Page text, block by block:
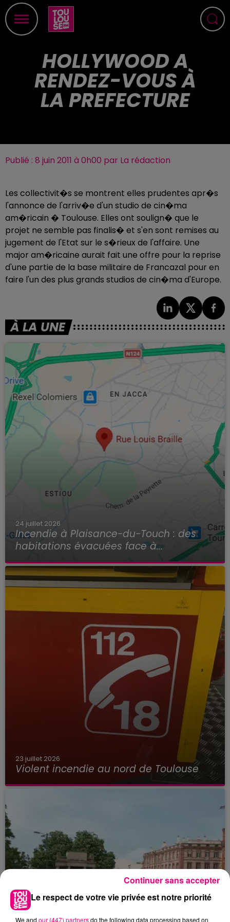
HOLLYWOOD A
RENDEZ-VOUS À
LA PREFECTURE
Publié : 8 juin 2011 à 0h00 par La rédaction
Les collectivit�s se montrent elles prudentes apr�s
l'annonce de l'arriv�e d'un studio de cin�ma
am�ricain � Toulouse. Elles ont soulign� que le
projet ne semble pas finalis� et s'en sont remises au
jugement de l'Etat sur le s�rieux de l'affaire. Une
major am�ricaine aurait fait une offre pour la reprise
d'une partie de la base militaire de Francazal pour en
faire l'un des plus grands studios de cin�ma d'Europe.
À LA UNE
24 juillet 2026
Incendie à Plaisance-du-Touch : des
habitations évacuées face à...
23 juillet 2026
Violent incendie au nord de Toulouse
Le respect de votre vie privée est notre priorité
We and our (447) partnersdo the following data processing based on
Continuer sans accepter